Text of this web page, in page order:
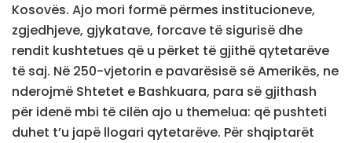
Kosovës. Ajo mori formë përmes institucioneve,
zgjedhjeve, gjykatave, forcave të sigurisë dhe
rendit kushtetues që u përket të gjithë qytetarëve
të saj. Në 250-vjetorin e pavarësisë së Amerikës, ne
nderojmë Shtetet e Bashkuara, para së gjithash
për idenë mbi të cilën ajo u themelua: që pushteti
duhet t’u japë llogari qytetarëve. Për shqiptarët